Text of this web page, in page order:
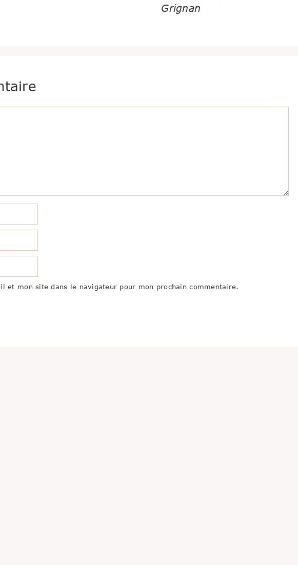
Grignan
et mon site dans le navigateur pour mon prochain commentaire.